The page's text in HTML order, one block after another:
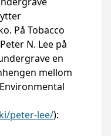
På Tobacco
N. Lee på
en
mellom
peter-lee/):